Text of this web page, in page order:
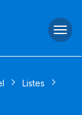
Listes